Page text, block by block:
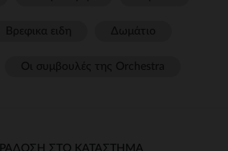
ΣΤΟ ΚΑΤΆΣΤΗΜΑ